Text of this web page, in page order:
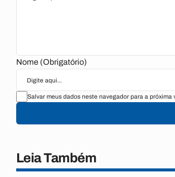
Nome (Obrigatório)
Salvar meus dados neste navegador para a próxima
Leia Também